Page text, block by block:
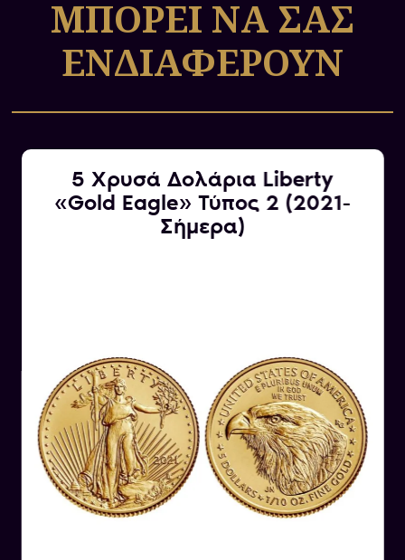
ΜΠΟΡΕΙ ΝΑ ΣΑΣ
ΕΝΔΙΑΦΕΡΟΥΝ
5 Χρυσά Δολάρια Liberty
«Gold Eagle» Τύπος 2 (2021-
Σήμερα)